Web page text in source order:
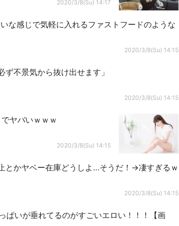
2020/3/8(Su) 14:17
な感じで気軽に入れるファストフードのような
2020/3/8(Su) 14:15
不景気から抜け出せます」
2020/3/8(Su) 14:15
ヤバいｗｗｗ
2020/3/8(Su) 14:15
とかヤベー在庫どうしよ…そうだ！→凄すぎるｗ
2020/3/8(Su) 14:15
ぱいが垂れてるのがすごいエロい！！！【画